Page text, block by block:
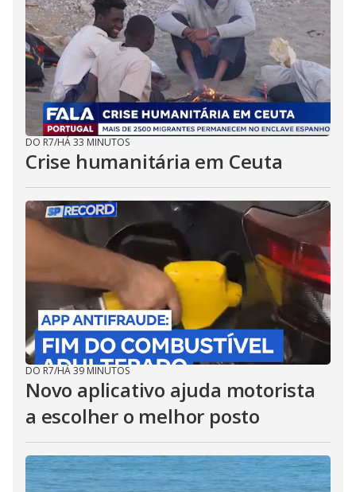
DO R7/HÁ 33 MINUTOS
Crise humanitária em Ceuta
DO R7/HÁ 39 MINUTOS
Novo aplicativo ajuda motorista
a escolher o melhor posto